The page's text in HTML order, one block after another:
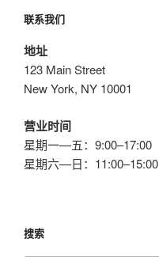
联系我们
地址
123 Main Street
New York, NY 10001
营业时间
星期一—五：9:00–17:00
星期六—日：11:00–15:00
搜索